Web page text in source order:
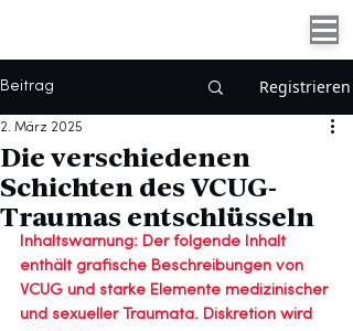
Beitrag Registrieren
Die verschiedenen
Schichten des VCUG-
Traumas entschlüsseln
2. März 2025
Inhaltswarnung: Der folgende Inhalt
enthält grafische Beschreibungen von
VCUG und starke Elemente medizinischer
und sexueller Traumata. Diskretion wird